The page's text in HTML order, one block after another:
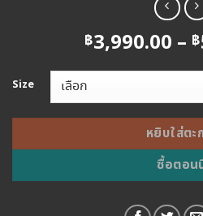
฿3,990.00 – ฿
Size
หยิบใส่ตะ
ซื้อตอน